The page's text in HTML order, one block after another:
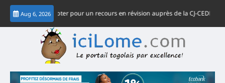
Skip
content
Aug 6, 2026
: opter pour un recours en révision auprès de la CJ-CEDEAO Édito-